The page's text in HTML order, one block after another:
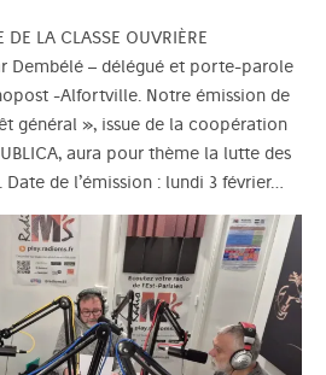
LA CLASSE OUVRIÈRE
Dembélé – délégué et porte-parole
-Alfortville. Notre émission de
général », issue de la coopération
aura pour thème la lutte des
de l’émission : lundi 3 février…